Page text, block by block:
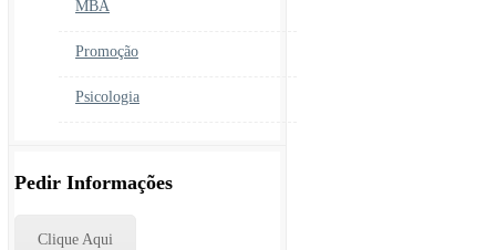
MBA
Promoção
Psicologia
Pedir Informações
Clique Aqui